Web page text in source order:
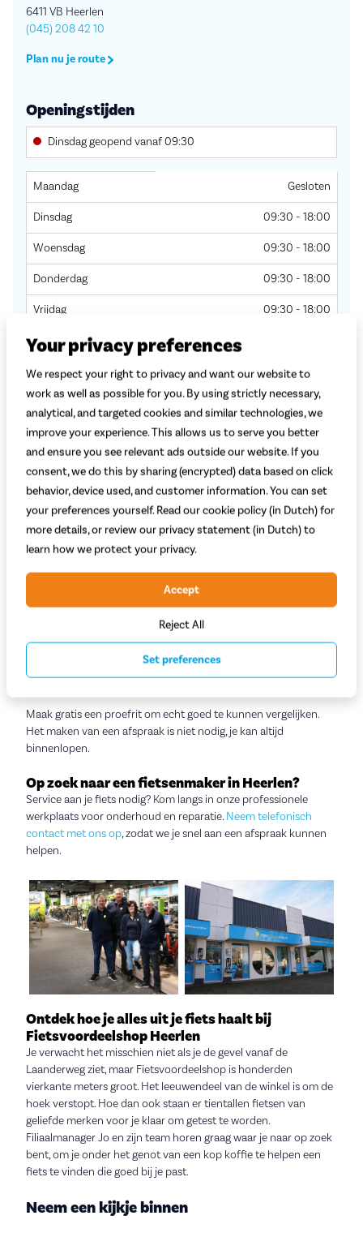
Kom langs bij Fietsvoordeelshop Heerlen
Fiets kopen in Heerlen? Vind een model dat perfect bij je past in
onze ruime winkel aan de Laanderstraat. Kom langs voor
stadsfietsen,hybride fietsen
speed pedelecs,kinderfietsen,fietsaccessoiresen meer. Onze
specialisten staan voor je klaar om je te helpen met het
uitzoeken van de perfecte fiets.
Maak gratis een proefrit om echt goed te kunnen vergelijken.
Het maken van een afspraak is niet nodig, je kan altijd
binnenlopen.
Op zoek naar een fietsenmaker in Heerlen?
Service aan je fiets nodig? Kom langs in onze professionele
werkplaats voor onderhoud en reparatie. Neem telefonisch
contact met ons op, zodat we je snel aan een afspraak kunnen
helpen.
Ontdek hoe je alles uit je fiets haalt bij
Fietsvoordeelshop Heerlen
Je verwacht het misschien niet als je de gevel vanaf de
Laanderweg ziet, maar Fietsvoordeelshop is honderden
vierkante meters groot. Het leeuwendeel van de winkel is om de
hoek verstopt. Hoe dan ook staan er tientallen fietsen van
geliefde merken voor je klaar om getest te worden.
Filiaalmanager Jo en zijn team horen graag waar je naar op zoek
bent, om je onder het genot van een kop koffie te helpen een
fiets te vinden die goed bij je past.
Neem een kijkje binnen
6411 VB Heerlen
(045) 208 42 10
Plan nu je route
Openingstijden
Dinsdag geopend vanaf 09:30
Dag Openingstijden
Maandag Gesloten
Dinsdag 09:30 - 18:00
Woensdag 09:30 - 18:00
Donderdag 09:30 - 18:00
Vrijdag 09:30 - 18:00
Zaterdag
Zondag Gesloten
Zo bereik je onze winkel
Fietsvoordeelshop Heerlen is gevestigd aan de Laanderstraat in
het centrum van Heerlen. Direct bij de winkel is voldoende
parkeergelegenheid. Wil je met het ov komen? Vanaf station
Heerlen is het ongeveer 5 minuten lopen tot de winkel, via de
Parallelweg en de Eikenderweg.
Your privacy preferences
We respect your right to privacy and want our website to
work as well as possible for you. By using strictly necessary,
analytical, and targeted cookies and similar technologies, we
improve your experience. This allows us to serve you better
and ensure you see relevant ads outside our website. If you
consent, we do this by sharing (encrypted) data based on click
behavior, device used, and customer information. You can set
your preferences yourself. Read our cookie policy (in Dutch) for
more details, or review our privacy statement (in Dutch) to
learn how we protect your privacy.
Reject All
Accept
Set preferences